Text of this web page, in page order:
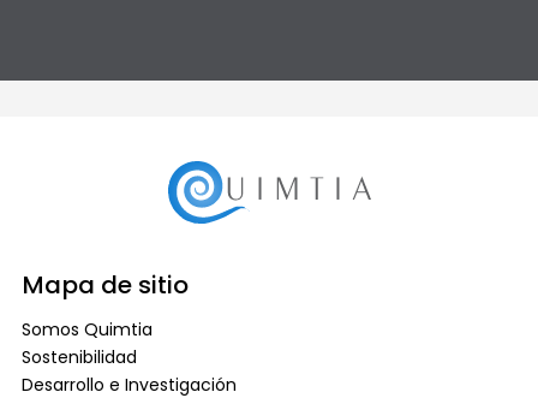
Mapa de sitio
Somos Quimtia
Sostenibilidad
Desarrollo e Investigación